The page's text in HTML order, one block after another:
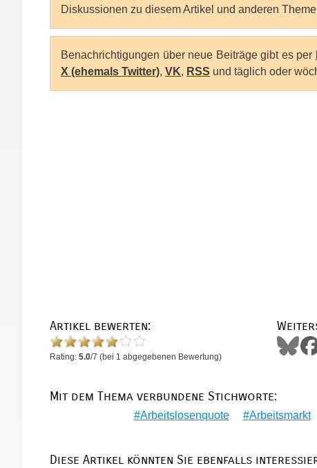
Diskussionen zu diesem Artikel und anderen
Benachrichtigungen über neue Beiträge gibt es per
X (ehemals Twitter), VK, RSS und täglich oder
Artikel bewerten:
Rating: 5.0/7 (bei 1 abgegebenen Bewertung)
Mit dem Thema verbundene Stichworte:
Arbeitslosenquote Arbeitsmarkt
Diese Artikel könnten Sie ebenfalls